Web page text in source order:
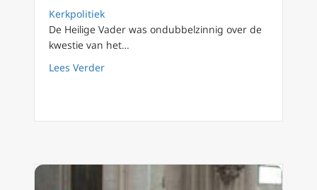
Kerkpolitiek
De Heilige Vader was ondubbelzinnig over de
kwestie van het…
Lees Verderabout Paus Franciscus legt in American